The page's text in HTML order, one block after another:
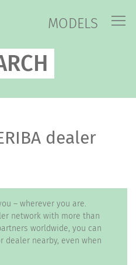
MODELS
dealer
– wherever you are.
network with more than
worldwide, you can
dealer nearby, even when